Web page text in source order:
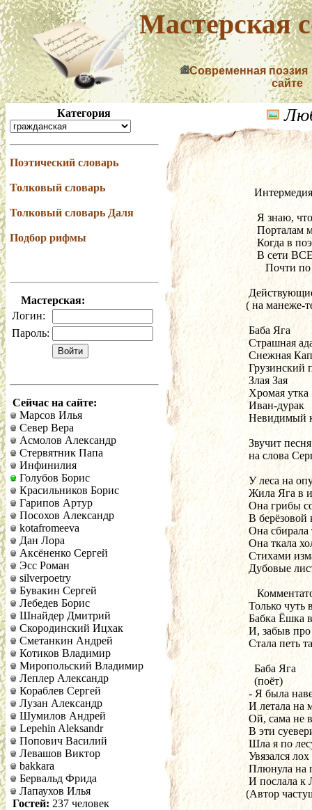
Мастерская
Современная поэзия
сайте
Категория
Поэтический словарь
Толковый словарь
Толковый словарь Даля
Подбор рифмы
Мастерская:
Логин:
Пароль:
Сейчас на сайте:
Марсов Илья
Север Вера
Асмолов Александр
Стервятник Папа
Инфинилия
Голубов Борис
Красильников Борис
Гарипов Артур
Посохов Александр
kotafromeeva
Дан Лора
Аксёненко Сергей
Эсс Роман
silverpoetry
Бувакин Сергей
Лебедев Борис
Шнайдер Дмитрий
Скородинский Ицхак
Сметанкин Андрей
Котиков Владимир
Миропольский Владимир
Леплер Александр
Кораблев Сергей
Лузан Александр
Шумилов Андрей
Lepehin Aleksandr
Попович Василий
Левашов Виктор
bakkara
Бервальд Фрида
Лапаухов Илья
Гостей: 237 человек
Я знаю, что
Порталам
Когда в
В сети
Почти по
( на манеже-
Баба Яга
Страшная
Снежная
Грузинский
Злая Зая
Хромая утка
Иван-дурак
Невидимый
Звучит
на слова
У леса на
Жила Яга в
Она грибы
В берёзовой
Она сбирала
Она ткала
Стихами
Дубовые
Только чуть
Бабка Ёшка
И, забыв про
Стала петь
Баба Яга
(поёт)
- Я была
И летала на
Ой, сама не
В эти
Шла я по
Увязался
Плюнула на
И послала к
(Автор